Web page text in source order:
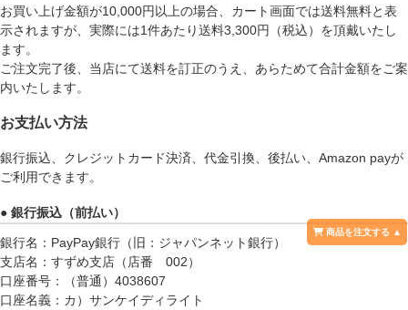
 商品を注文する ▲
お買い上げ金額が10,000円以上の場合、カート画面では送料無料と表
示されますが、実際には1件あたり送料3,300円（税込）を頂戴いたし
ます。
ご注文完了後、当店にて送料を訂正のうえ、あらためて合計金額をご案
内いたします。
お支払い方法
銀行振込、クレジットカード決済、代金引換、後払い、Amazon payが
ご利用できます。
● 銀行振込（前払い）
銀行名：PayPay銀行（旧：ジャパンネット銀行）
支店名：すずめ支店（店番 002）
口座番号：（普通）4038607
口座名義：カ）サンケイディライト